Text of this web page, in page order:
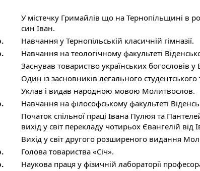
У містечку Гримайлів що на Тернопільщині в
син Іван.
Навчання у Тернопільській класичній гімназії.
Навчання на теологічному факультеті
Заснував товариство українських богословів у
Один із засновників легального студентського
Уклав і видав народною мовою Молитвослов.
Навчання на філософському факультеті
Початок спільної праці Івана Пулюя та
вихід у світ перекладу чотирьох Євангелій від
Вихід у світ другого розширеного видання
Голова товариства «Січ».
Наукова праця у фізичній лабораторії